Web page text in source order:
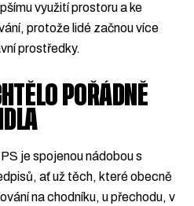
využití prostoru a ke
protože lidé začnou více
prostředky.
POŘÁDNĚ
je spojenou nádobou s
ať už těch, které obecně
na chodníku, u přechodu, v